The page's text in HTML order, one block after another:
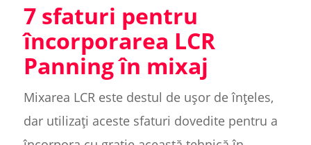
7 sfaturi pentru
încorporarea LCR
Panning în mixaj
Mixarea LCR este destul de ușor de înțeles,
dar utilizați aceste sfaturi dovedite pentru a